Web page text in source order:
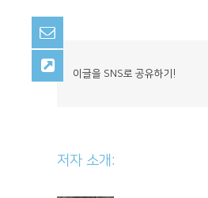
이글을 SNS로 공유하기!